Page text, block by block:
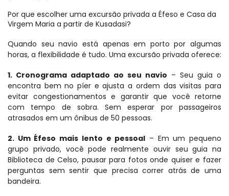
Por que escolher uma excursão privada a Éfeso e Casa da
Virgem Maria a partir de Kusadasi?
Quando seu navio está apenas em porto por algumas
horas, a flexibilidade é tudo. Uma excursão privada oferece:
1. Cronograma adaptado ao seu navio – Seu guia o
encontra bem no píer e ajusta a ordem das visitas para
evitar congestionamentos e garantir que você retorne
com tempo de sobra. Sem esperar por passageiros
atrasados em um ônibus de 50 pessoas.
2. Um Éfeso mais lento e pessoal – Em um pequeno
grupo privado, você pode realmente ouvir seu guia na
Biblioteca de Celso, pausar para fotos onde quiser e fazer
perguntas sem sentir que precisa correr atrás de uma
bandeira.